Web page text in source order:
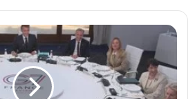
مشاركة
الرئيس
السيسي
في
قمة